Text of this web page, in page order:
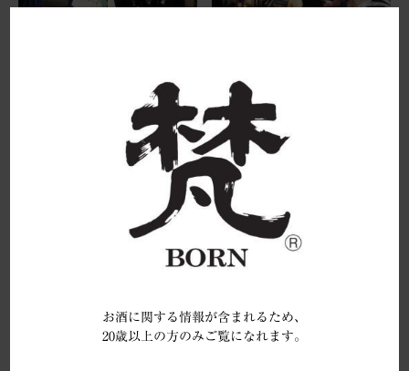
お酒に関する情報が含まれるため、
20歳以上の方のみご覧になれます。
ム・インターナショナル・ワインアワード」で、
「梵・日本の翼」が最高賞グランプリを獲得し、米ダ
ラスで行われた表彰式に出席致しました。
平成28酒造年度の福井県産五百万石